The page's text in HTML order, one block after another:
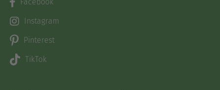
Facebook
Instagram
Pinterest
TikTok